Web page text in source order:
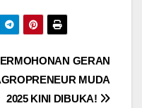
GERAN
MUDA
2025 KINI DIBUKA!